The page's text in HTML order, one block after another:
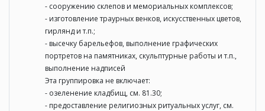
- сооружению склепов и мемориальных комплексов;
- изготовление траурных венков, искусственных цветов,
гирлянд и т.п.;
- высечку барельефов, выполнение графических
портретов на памятниках, скульптурные работы и т.п.,
выполнение надписей
Эта группировка не включает:
- озеленение кладбищ, см. 81.30;
- предоставление религиозных ритуальных услуг, см.